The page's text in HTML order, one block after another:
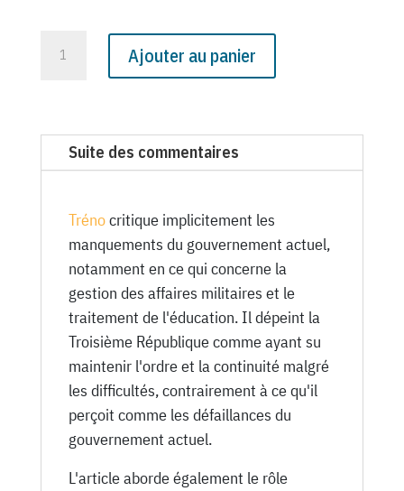
du
Canard
Septembre
1964
Ajouter au panier
Suite des commentaires
Trénocritique implicitement les
manquements du gouvernement actuel,
notamment en ce qui concerne la
gestion des affaires militaires et le
traitement de l'éducation. Il dépeint la
Troisième République comme ayant su
maintenir l'ordre et la continuité malgré
les difficultés, contrairement à ce qu'il
perçoit comme les défaillances du
gouvernement actuel.
L'article aborde également le rôle